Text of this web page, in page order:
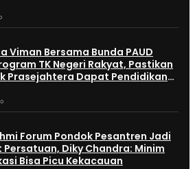
Viman Bersama Bunda PAUD
TK Negeri Rakyat, Pastikan
Prasejahtera Dapat Pendidikan
Forum Pondok Pesantren Jadi
Persatuan, Diky Chandra: Minim
Bisa Picu Kekacauan